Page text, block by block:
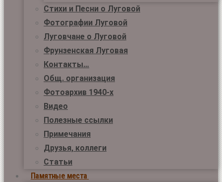
Стихи и Песни о Луговой
Фотографии Луговой
Луговчане о Луговой
Фрунзенская Луговая
Контакты…
Общ. организация
Фотоархив 1940-х
Видео
Полезные ссылки
Примечания
Друзья, коллеги
Статьи
Памятные места